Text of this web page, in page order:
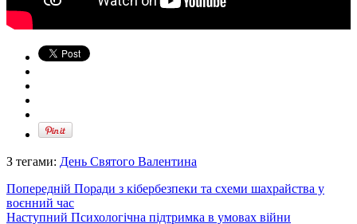
З тегами: День Святого Валентина
Попередній Поради з кібербезпеки та схеми шахрайства у
воєнний час
Наступний Психологічна підтримка в умовах війни